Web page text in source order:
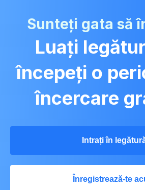
Sunteți gata să
Luați
începeți o
încercare
Intrați în
Înregistrează-te